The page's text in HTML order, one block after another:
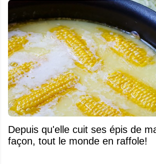
Depuis qu'elle cuit ses épis de
façon, tout le monde en raffole!